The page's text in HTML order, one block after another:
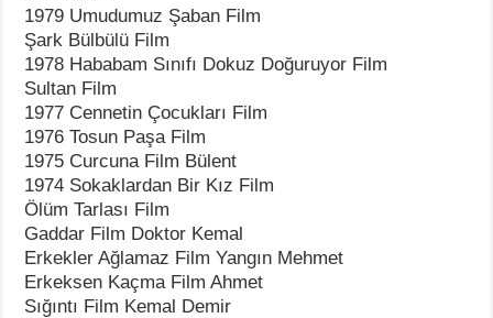
1979 Umudumuz Şaban Film
Şark Bülbülü Film
1978 Hababam Sınıfı Dokuz Doğuruyor Film
Sultan Film
1977 Cennetin Çocukları Film
1976 Tosun Paşa Film
1975 Curcuna Film Bülent
1974 Sokaklardan Bir Kız Film
Ölüm Tarlası Film
Gaddar Film Doktor Kemal
Erkekler Ağlamaz Film Yangın Mehmet
Erkeksen Kaçma Film Ahmet
Sığıntı Film Kemal Demir